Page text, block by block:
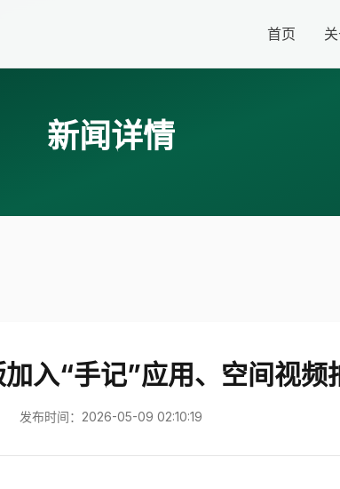
首页
新闻详情
入“手记”应用、空间视频
发布时间：2026-05-09 02:10:19